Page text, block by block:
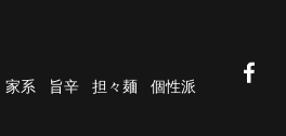
家系 旨辛 担々麺
個性派